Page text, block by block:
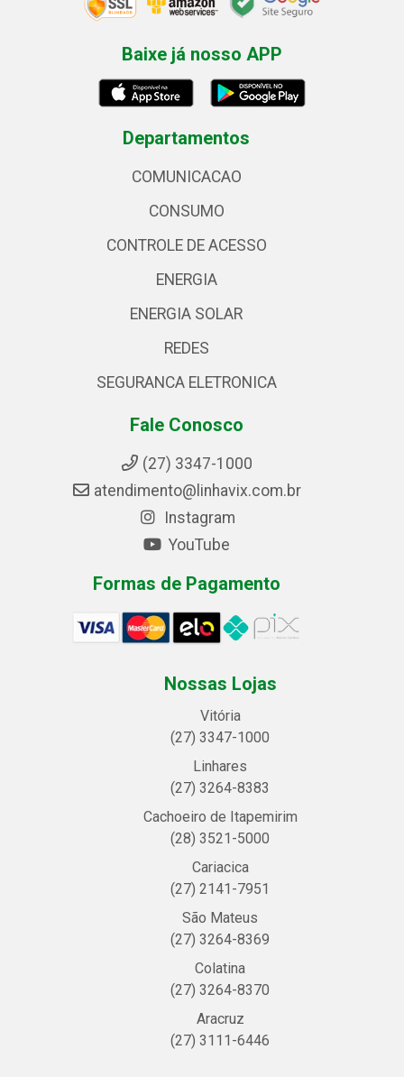
Baixe já nosso APP
Departamentos
COMUNICACAO
CONSUMO
CONTROLE DE ACESSO
ENERGIA
ENERGIA SOLAR
REDES
SEGURANCA ELETRONICA
Fale Conosco
(27) 3347-1000
atendimento@linhavix.com.br
Instagram
YouTube
Formas de Pagamento
Nossas Lojas
Vitória
(27) 3347-1000
Linhares
(27) 3264-8383
Cachoeiro de Itapemirim
(28) 3521-5000
Cariacica
(27) 2141-7951
São Mateus
(27) 3264-8369
Colatina
(27) 3264-8370
Aracruz
(27) 3111-6446